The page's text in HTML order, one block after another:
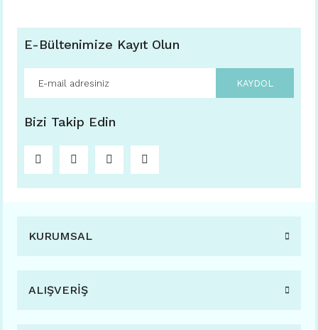
E-Bültenimize Kayıt Olun
KAYDOL
Bizi Takip Edin
KURUMSAL
ALIŞVERİŞ